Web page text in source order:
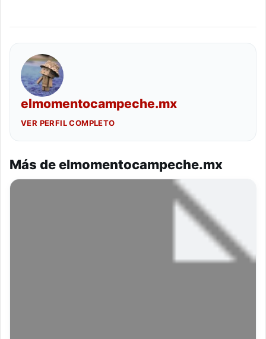
elmomentocampeche.mx
VER PERFIL COMPLETO
Más de elmomentocampeche.mx